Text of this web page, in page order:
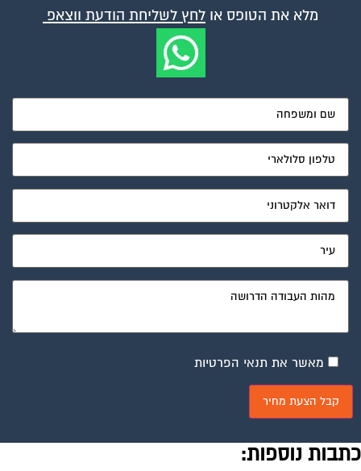
מלא את הטופס אולחץ לשליחת הודעת ווצאפ
מאשר את תנאי הפרטיות
נוספות: